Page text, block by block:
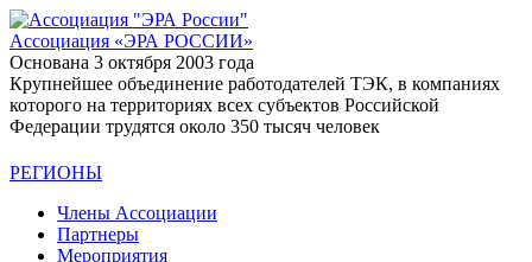
Ассоциация «ЭРА РОССИИ»
Основана 3 октября 2003 года
Крупнейшее объединение работодателей ТЭК, в компаниях
которого на территориях всех субъектов Российской
Федерации трудятся около 350 тысяч человек
РЕГИОНЫ
Члены Ассоциации
Партнеры
Мероприятия